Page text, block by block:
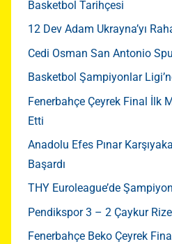
Basketbol Tarihçesi
12 Dev Adam Ukrayna’yı
Cedi Osman San Antonio
Basketbol Şampiyonlar
Fenerbahçe Çeyrek Final İlk
Etti
Anadolu Efes Pınar
Başardı
THY Euroleague’de
Pendikspor 3 – 2 Çaykur
Fenerbahçe Beko Çeyrek